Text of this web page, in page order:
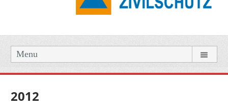
Menu
2012